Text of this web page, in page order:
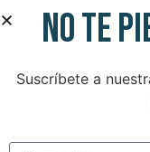
NO TE
Suscríbete a